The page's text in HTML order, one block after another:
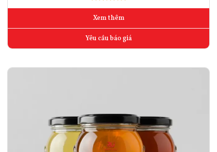
Xem thêm
Yêu cầu báo giá